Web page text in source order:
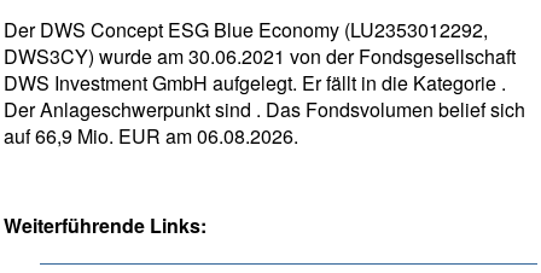
Der DWS Concept ESG Blue Economy (LU2353012292,
DWS3CY) wurde am 30.06.2021 von der Fondsgesellschaft
DWS Investment GmbH aufgelegt. Er fällt in die Kategorie .
Der Anlageschwerpunkt sind . Das Fondsvolumen belief sich
auf 66,9 Mio. EUR am 06.08.2026.
Weiterführende Links: